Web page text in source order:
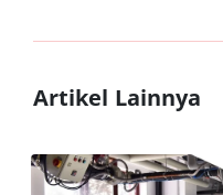
Artikel Lainnya